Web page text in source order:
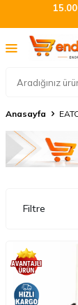
Anasayfa
Filtre